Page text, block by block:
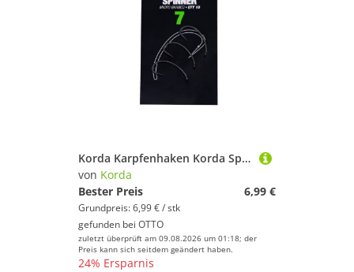
Korda Karpfenhaken Korda Spinner - 10 Karpfenhaken
von Korda
Bester Preis
6,99 €
Grundpreis: 6,99 € / stk
gefunden bei OTTO
zuletzt überprüft am 09.08.2026 um 01:18; der
Preis kann sich seitdem geändert haben.
24% Ersparnis